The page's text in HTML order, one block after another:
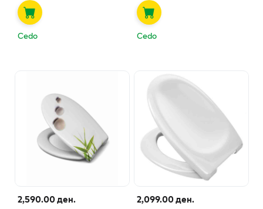
Cedo Cedo
2,590.00 ден. 2,099.00 ден.